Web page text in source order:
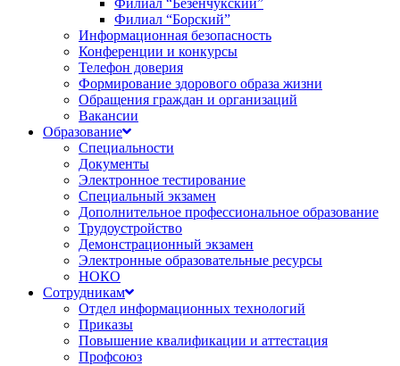
Филиал “Безенчукский”
Филиал “Борский”
Информационная безопасность
Конференции и конкурсы
Телефон доверия
Формирование здорового образа жизни
Обращения граждан и организаций
Вакансии
Образование
Специальности
Документы
Электронное тестирование
Специальный экзамен
Дополнительное профессиональное образование
Трудоустройство
Демонстрационный экзамен
Электронные образовательные ресурсы
НОКО
Сотрудникам
Отдел информационных технологий
Приказы
Повышение квалификации и аттестация
Профсоюз